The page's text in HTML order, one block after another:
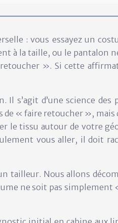
: vous essayez un
à la taille, ou le pantalon
». Si cette
Il s’agit d’une science
de « faire retoucher »,
le tissu autour de votre
vous aller, il doit
tailleur. Nous allons
ne soit pas